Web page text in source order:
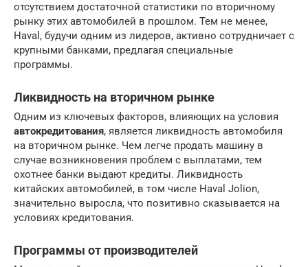
отсутствием достаточной статистики по вторичному
рынку этих автомобилей в прошлом. Тем не менее,
Haval, будучи одним из лидеров, активно сотрудничает с
крупными банками, предлагая специальные
программы.
Ликвидность на вторичном рынке
Одним из ключевых факторов, влияющих на условия
автокредитования, является ликвидность автомобиля
на вторичном рынке. Чем легче продать машину в
случае возникновения проблем с выплатами, тем
охотнее банки выдают кредиты. Ликвидность
китайских автомобилей, в том числе Haval Jolion,
значительно выросла, что позитивно сказывается на
условиях кредитования.
Программы от производителей